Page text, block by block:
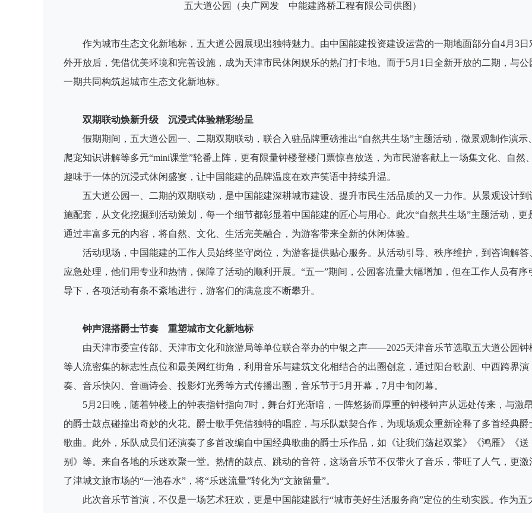
五大道公园（央广网发 中能建路桥工程有限公司供图）
作为城市生态文化新地标，五大道公园展现出独特魅力。由中国能建投资建设运营的一期地面部分自4月3日
外开放后，凭借优美环境和完善设施，成为天津市民休闲娱乐的热门打卡地。而于5月1日全新开放的二期，与公
一期共同构筑起城市生态文化新地标。
双期联动焕新升级 沉浸式体验精彩纷呈
假期期间，五大道公园一、二期双期联动，联合入驻品牌重磅推出“自然共生场”主题活动，微景观制作演示、
爬宠知识讲解等多元“mini课堂”轮番上阵，更有限量钟楼登楼门票惊喜放送，为市民游客献上一场集文化、自然、
趣味于一体的沉浸式休闲盛宴，让中国能建的品牌温度在欢声笑语中持续升温。
五大道公园一、二期的双期联动，是中国能建深耕城市建设、提升市民生活品质的又一力作。从景观设计到
施配套，从文化挖掘到活动策划，每一个细节都彰显着中国能建的匠心与用心。此次“自然共生场”主题活动，更
通过丰富多元的内容，将自然、文化、生活完美融合，为游客带来全新的休闲体验。
活动现场，中国能建的工作人员始终坚守岗位，为游客提供贴心服务。从活动引导、秩序维护，到咨询解答
应急处理，他们用专业和热情，保障了活动的顺利开展。“五一”期间，公园客流量大幅增加，但在工作人员有序引
导下，各项活动有条不紊地进行，游客们的满意度不断攀升。
钟声混搭爵士节奏 重塑城市文化新地标
由天津市委宣传部、天津市文化和旅游局等单位联合举办的中银之声——2025天津音乐节选取五大道公园钟
等人流密集的标志性点位和最美网红街角，利用音乐与建筑文化相结合的出圈创意，通过阳台歌剧、中西跨界演
奏、音乐快闪、音画诗会、投影灯光秀等方式传播出圈，音乐节于5月开幕，7月中旬闭幕。
5月2日晚，随着钟楼上的钟表指针指向7时，舞台灯光渐暗，一阵悠扬而厚重的钟楼钟声从远处传来，与激昂
的爵士鼓点碰撞出奇妙的火花。爵士歌手凭借独特的唱腔，与乐队默契合作，为现场观众重新诠释了多首经典爵
歌曲。此外，乐队成员们还演奏了多首改编自中国经典歌曲的爵士乐作品，如《让我们荡起双桨》《鸿雁》《送
别》等。来自各地的乐迷欢聚一堂。热情的鼓点、跳动的音符，这场音乐节不仅带火了音乐，带旺了人气，更激
了津城文旅市场的“一池春水”，将“乐迷流量”转化为“文旅留量”。
此次音乐节首演，不仅是一场艺术狂欢，更是中国能建践行“城市美好生活服务商”定位的生动实践。作为五